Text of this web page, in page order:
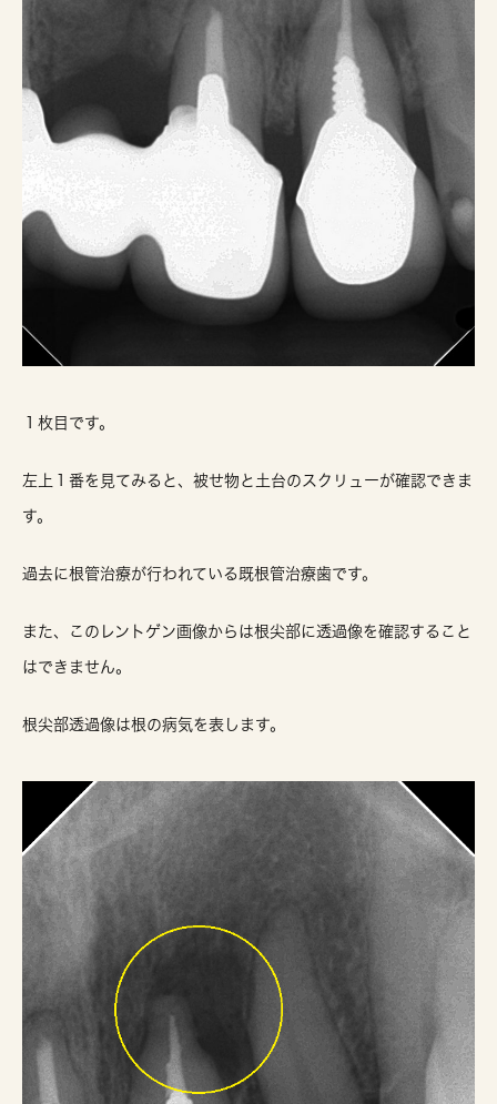
１枚目です。
左上１番を見てみると、被せ物と土台のスクリューが確認できま
す。
過去に根管治療が行われている既根管治療歯です。
また、このレントゲン画像からは根尖部に透過像を確認すること
はできません。
根尖部透過像は根の病気を表します。